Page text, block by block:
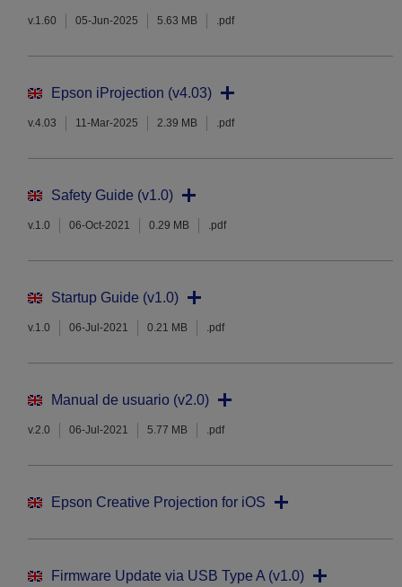
v.1.60 05-Jun-2025 5.63 MB .pdf
Epson iProjection (v4.03)
v.4.03 11-Mar-2025 2.39 MB .pdf
Safety Guide (v1.0)
v.1.0 06-Oct-2021 0.29 MB .pdf
Startup Guide (v1.0)
v.1.0 06-Jul-2021 0.21 MB .pdf
Manual de usuario (v2.0)
v.2.0 06-Jul-2021 5.77 MB .pdf
Epson Creative Projection for iOS
Firmware Update via USB Type A (v1.0)